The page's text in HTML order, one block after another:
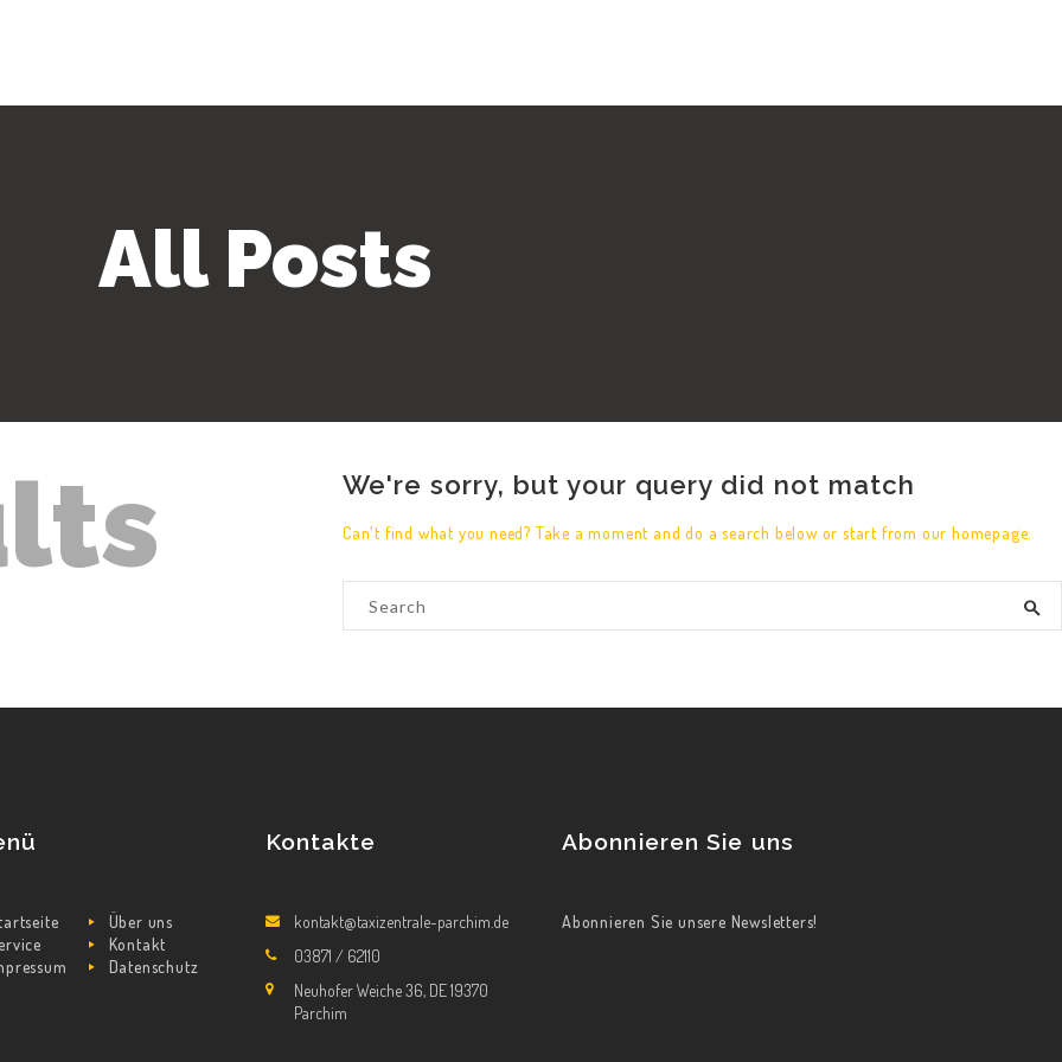
All Posts
We're sorry, but your query did not match
Can't find what you need? Take a moment and do a search below or start from our homepage
Über uns
Kontakt
Datenschutz
Kontakte
kontakt@taxizentrale-parchim.de
03871 / 62110
Neuhofer Weiche 36, DE 19370
Parchim
Abonnieren Sie uns
Abonnieren Sie unsere Newsletters!